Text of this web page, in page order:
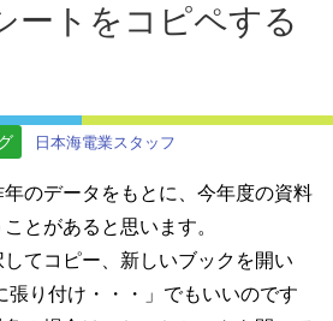
ートをコピペする
日本海電業スタッフ
のデータをもとに、今年度の資料
とがあると思います。
てコピー、新しいブックを開い
張り付け・・・」でもいいのです